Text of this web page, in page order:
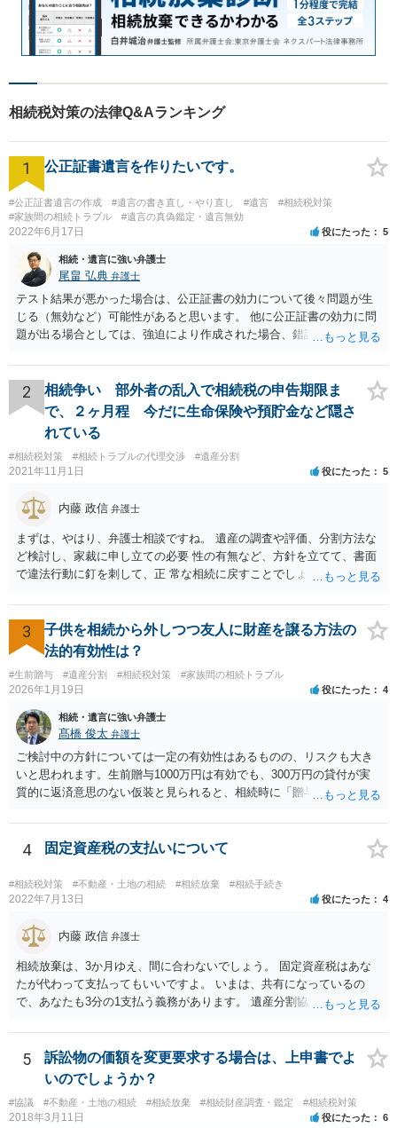
相続税対策の法律Q&Aランキング
1 公正証書遺言を作りたいです。
#公正証書遺言の作成 #遺言の書き直し・やり直し #遺言
#相続税対策
#家族間の相続トラブル
#遺言の真偽鑑定・遺言無効
2022年6月17日 役にたった 5
相続・遺言に強い弁護士
尾畠 弘典 弁護士
テスト結果が悪かった場合は、公正証書の効力について後々問題が生
じる（無効など）可能性があると思います。 他に公正証書の効力に問
題が出る場合としては、強迫により作成された場合、錯誤（勘違い）
すが、弁護士に作成を依頼する場合は、１０～数十万円程度になるケ
ースが多いと思います。 報酬体系は、弁護士ごとに異なりますので一
律の基準はありません。
2
相続争い 部外者の乱入で相続税の申告期限ま
で、２ヶ月程 今だに生命保険や預貯金など隠さ
れている
#相続税対策 #相続トラブルの代理交渉 #遺産分割
2021年11月1日 役にたった 5
内藤 政信 弁護士
まずは、やはり、弁護士相談ですね。 遺産の調査や評価、分割方法な
ど検討し、家裁に申し立ての必要 性の有無など、方針を立てて、書面
で違法行動に釘を刺して、正 常な相続に戻すことでしょう。 申告につ
の際に3年以内に分割協議の上、修正申告する旨の書 面を添付するこ
とになります。 税務署も、およその遺産を把握してるので、税務署か
ら、遺産の 情報を得ることもあります。
3
子供を相続から外しつつ友人に財産を譲る方法の
法的有効性は？
#生前贈与 #遺産分割 #相続税対策 #家族間の相続トラブル
2026年1月19日 役にたった 4
相続・遺言に強い弁護士
髙橋 俊太 弁護士
ご検討中の方針については一定の有効性はあるものの、リスクも大き
いと思われます。生前贈与1000万円は有効でも、300万円の貸付が実
質的に返済意思のない仮装と見られると、相続時に「贈与」と評価さ
法として考えられるものとしては、 ①信託（家族信託・目的信託） 財
産を信託口に移し、受託者（信頼できる友人や専門職）に管理させ、
・生存中はあなたの生活費・介護費に優先充当 ・残余を友人や慈善団
体へ と使途を厳格に指定。相続ではなく信託帰属になるため、子の関
与を大きく排除できます。 ②遺言＋生命保険の組合せ 生活資金は手元
相続財産とは別枠で、遺留分対策にも有効と思われます。 ③負担付死
因贈与 「介護・見守り等を条件に、死亡時に財産を渡す」契約。条件
不履行なら無効にでき、老後の安心を担保できます。 ④ 寄附予約＋解
除条件 慈善団体への寄附を予約しつつ、資金不足時は解除できる条項
を設定。 などがあり得るかと思われます。
4 固定資産税の支払いについて
#相続税対策 #不動産・土地の相続 #相続放棄 #相続手続き
2022年7月13日 役にたった 4
内藤 政信 弁護士
相続放棄は、3か月ゆえ、間に合わないでしょう。 固定資産税はあな
たが代わって支払ってもいいですよ。 いまは、共有になっているの
で、あなたも3分の1支払う義務があります。 遺産分割協議をして、不
払い義務があります。
5
訴訟物の価額を変更要求する場合は、上申書でよ
いのでしょうか？
#協議 #不動産・土地の相続 #相続放棄 #相続財産調査・鑑定 #相続税対策
2018年3月11日 役にたった 6